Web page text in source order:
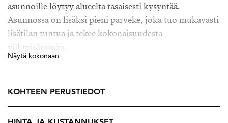
asunnoille löytyy alueelta tasaisesti kysyntää.
Asunnossa on lisäksi pieni parveke, joka tuo mukavasti
lisätilan tuntua ja tekee kokonaisuudesta
viihtyisämmän.
remontteja ei ole heti odottamassa, ja kokonaisuus
pysyy helposti hallittavana.
Näytä kokonaan
KOHTEEN PERUSTIEDOT